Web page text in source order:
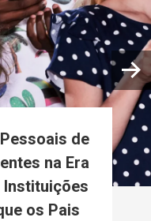
de
na Era
Instituições
os Pais